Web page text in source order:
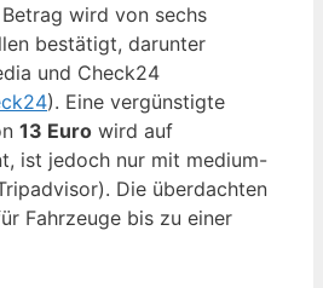
wird von sechs
bestätigt, darunter
und Check24
). Eine vergünstigte
13 Euro wird auf
ist jedoch nur mit medium-
Die überdachten
Fahrzeuge bis zu einer